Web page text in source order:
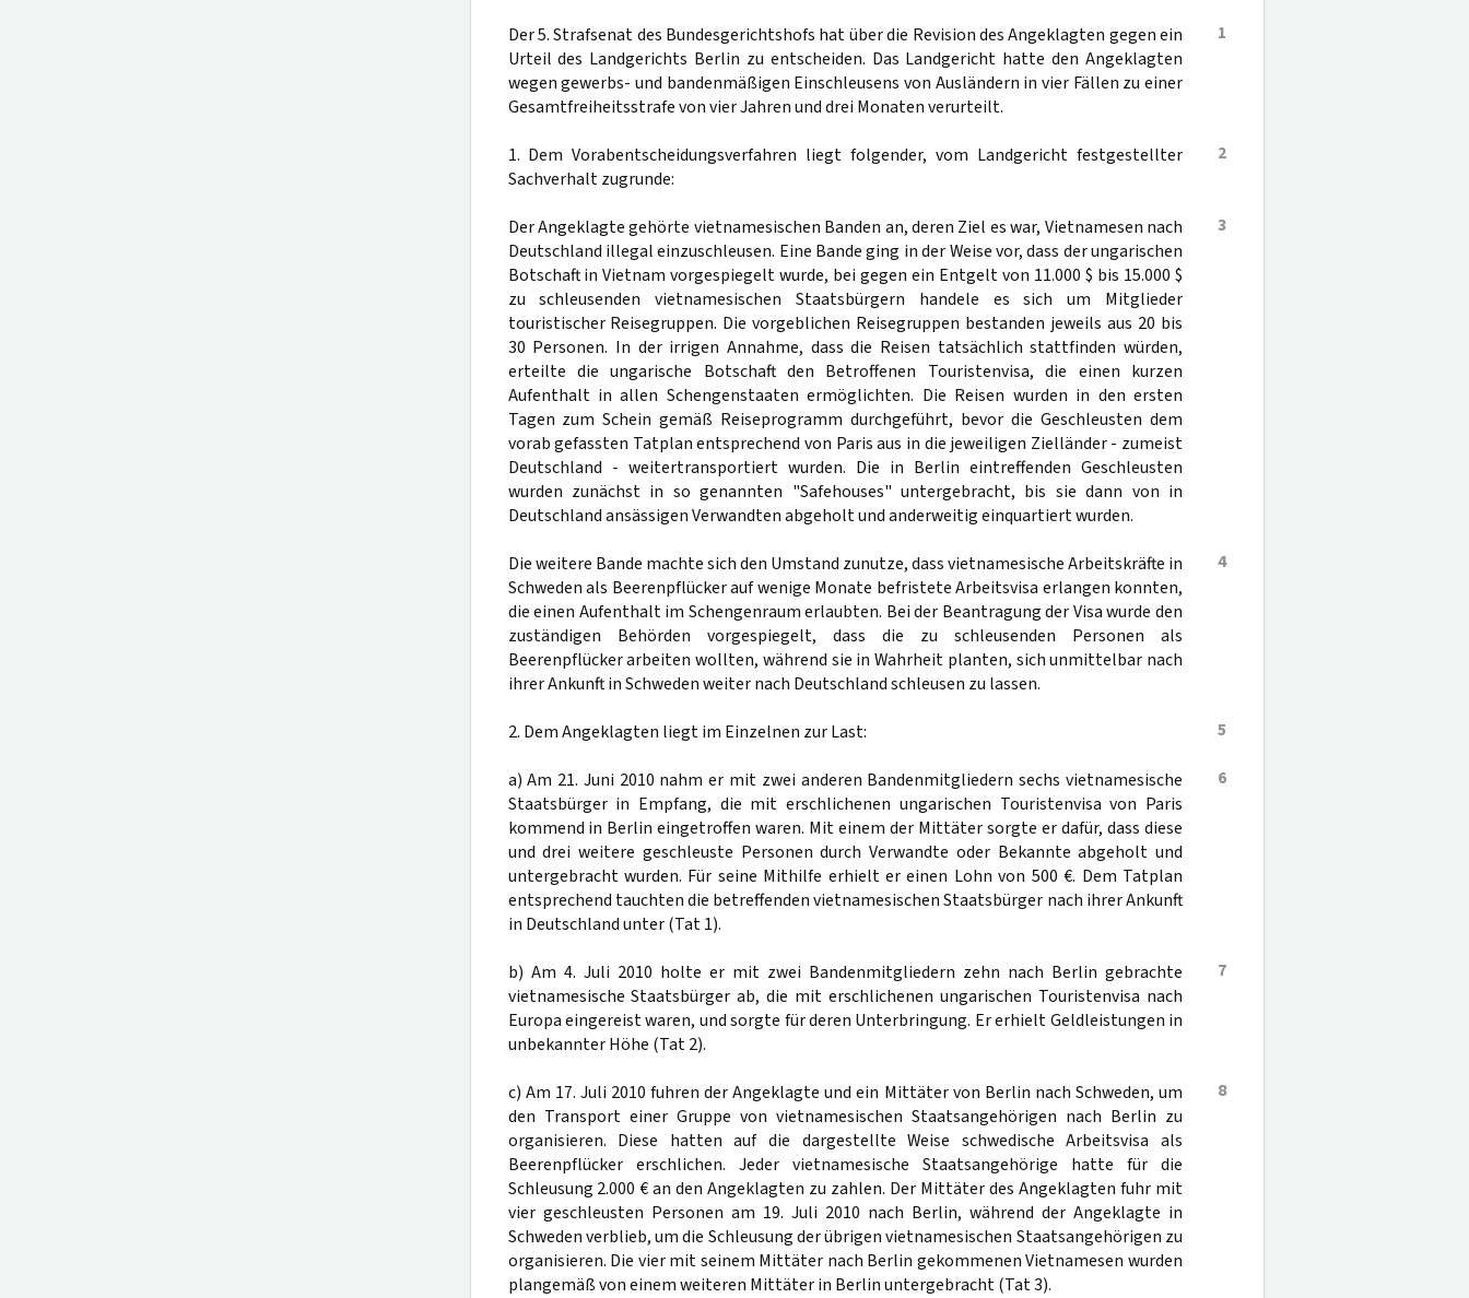
1
Der 5. Strafsenat des Bundesgerichtshofs hat über die Revision des Angeklagten gegen ein
Urteil des Landgerichts Berlin zu entscheiden. Das Landgericht hatte den Angeklagten
wegen gewerbs- und bandenmäßigen Einschleusens von Ausländern in vier Fällen zu einer
Gesamtfreiheitsstrafe von vier Jahren und drei Monaten verurteilt.
2
1. Dem Vorabentscheidungsverfahren liegt folgender, vom Landgericht festgestellter
Sachverhalt zugrunde:
3
Der Angeklagte gehörte vietnamesischen Banden an, deren Ziel es war, Vietnamesen nach
Deutschland illegal einzuschleusen. Eine Bande ging in der Weise vor, dass der ungarischen
Botschaft in Vietnam vorgespiegelt wurde, bei gegen ein Entgelt von 11.000 $ bis 15.000 $
zu schleusenden vietnamesischen Staatsbürgern handele es sich um Mitglieder
touristischer Reisegruppen. Die vorgeblichen Reisegruppen bestanden jeweils aus 20 bis
30 Personen. In der irrigen Annahme, dass die Reisen tatsächlich stattfinden würden,
erteilte die ungarische Botschaft den Betroffenen Touristenvisa, die einen kurzen
Aufenthalt in allen Schengenstaaten ermöglichten. Die Reisen wurden in den ersten
Tagen zum Schein gemäß Reiseprogramm durchgeführt, bevor die Geschleusten dem
vorab gefassten Tatplan entsprechend von Paris aus in die jeweiligen Zielländer - zumeist
Deutschland - weitertransportiert wurden. Die in Berlin eintreffenden Geschleusten
wurden zunächst in so genannten "Safehouses" untergebracht, bis sie dann von in
Deutschland ansässigen Verwandten abgeholt und anderweitig einquartiert wurden.
4
Die weitere Bande machte sich den Umstand zunutze, dass vietnamesische Arbeitskräfte in
Schweden als Beerenpflücker auf wenige Monate befristete Arbeitsvisa erlangen konnten,
die einen Aufenthalt im Schengenraum erlaubten. Bei der Beantragung der Visa wurde den
zuständigen Behörden vorgespiegelt, dass die zu schleusenden Personen als
Beerenpflücker arbeiten wollten, während sie in Wahrheit planten, sich unmittelbar nach
ihrer Ankunft in Schweden weiter nach Deutschland schleusen zu lassen.
5
2. Dem Angeklagten liegt im Einzelnen zur Last:
6
a) Am 21. Juni 2010 nahm er mit zwei anderen Bandenmitgliedern sechs vietnamesische
Staatsbürger in Empfang, die mit erschlichenen ungarischen Touristenvisa von Paris
kommend in Berlin eingetroffen waren. Mit einem der Mittäter sorgte er dafür, dass diese
und drei weitere geschleuste Personen durch Verwandte oder Bekannte abgeholt und
untergebracht wurden. Für seine Mithilfe erhielt er einen Lohn von 500 €. Dem Tatplan
entsprechend tauchten die betreffenden vietnamesischen Staatsbürger nach ihrer Ankunft
in Deutschland unter (Tat 1).
7
b) Am 4. Juli 2010 holte er mit zwei Bandenmitgliedern zehn nach Berlin gebrachte
vietnamesische Staatsbürger ab, die mit erschlichenen ungarischen Touristenvisa nach
Europa eingereist waren, und sorgte für deren Unterbringung. Er erhielt Geldleistungen in
unbekannter Höhe (Tat 2).
8
c) Am 17. Juli 2010 fuhren der Angeklagte und ein Mittäter von Berlin nach Schweden, um
den Transport einer Gruppe von vietnamesischen Staatsangehörigen nach Berlin zu
organisieren. Diese hatten auf die dargestellte Weise schwedische Arbeitsvisa als
Beerenpflücker erschlichen. Jeder vietnamesische Staatsangehörige hatte für die
Schleusung 2.000 € an den Angeklagten zu zahlen. Der Mittäter des Angeklagten fuhr mit
vier geschleusten Personen am 19. Juli 2010 nach Berlin, während der Angeklagte in
Schweden verblieb, um die Schleusung der übrigen vietnamesischen Staatsangehörigen zu
organisieren. Die vier mit seinem Mittäter nach Berlin gekommenen Vietnamesen wurden
plangemäß von einem weiteren Mittäter in Berlin untergebracht (Tat 3).